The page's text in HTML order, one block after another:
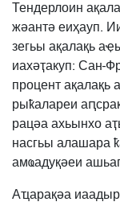
Тендерлоин
жәантә еиҳауп.
зегьы ақалақь
иахәҭакуп: Сан-
процент ақалақь
рыҟалареи
рацәа ахьынхо
насгьы алашара
амҩадуқәеи
Аҵарақәа